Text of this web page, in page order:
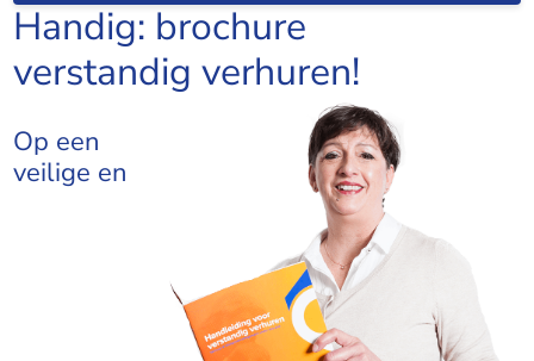
Handig: brochure
verstandig verhuren!
Op een
veilige en